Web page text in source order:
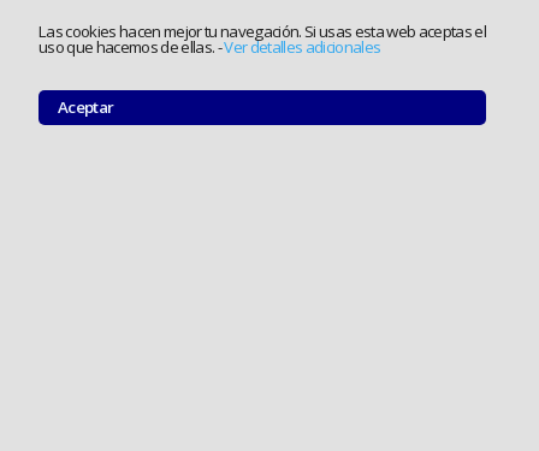
Las cookies hacen mejor tu navegación. Si usas esta web aceptas el
uso que hacemos de ellas.-Ver detalles adicionales
Aceptar